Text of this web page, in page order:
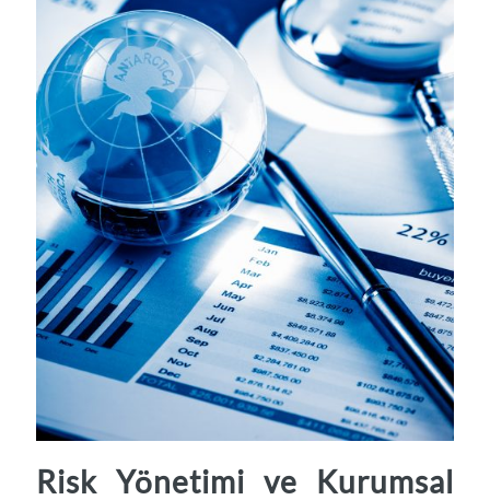
Risk Yönetimi ve Kurumsal